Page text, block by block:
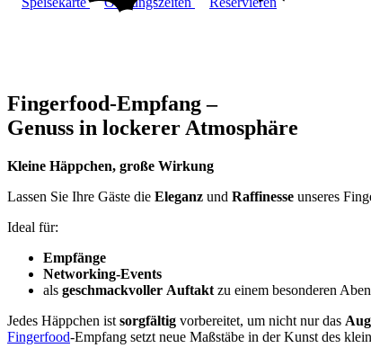
Fingerfood-Empfang –
Genuss in lockerer Atmosphäre
Kleine Häppchen, große Wirkung
Lassen Sie Ihre Gäste die Eleganz und Raffinesse unseres
Ideal für:
Empfänge
Networking-Events
als geschmackvoller Auftakt zu einem besonderen
Jedes Häppchen ist sorgfältig vorbereitet, um nicht nur das
Fingerfood-Empfang setzt neue Maßstäbe in der Kunst des